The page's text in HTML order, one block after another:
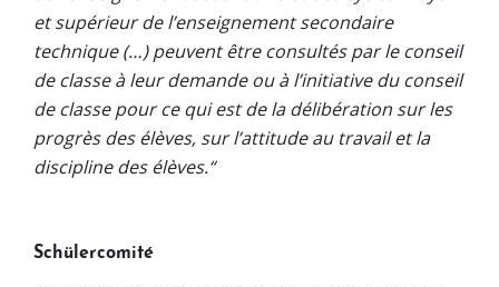
et supérieur de l’enseignement secondaire
technique (…) peuvent être consultés par le conseil
de classe à leur demande ou à l’initiative du conseil
de classe pour ce qui est de la délibération sur les
progrès des élèves, sur l’attitude au travail et la
discipline des élèves.“
Schülercomité